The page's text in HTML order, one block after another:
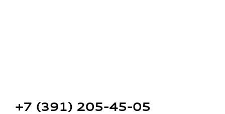
+7 (391) 205-45-05